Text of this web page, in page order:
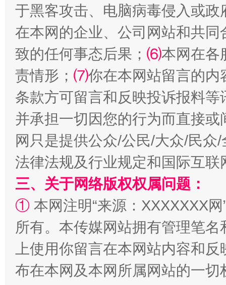
揭批美国五大"原罪" "炒
解纷+调解+退费，一次搞定
于黑客攻击、电脑病毒侵入或
在本网的企业、公司网站和共
致的任何事态后果； ⑹本网在各
责情形； ⑺你在本网站留言的内
条款方可留言和反映投诉报料
并承担一切因您的行为而直接
网只是提供公众/公民/大众/民
法律法规及行业规定和国际互
三、关于网络版权权属问题：
① 本网注明“来源：XXXXXXX
所有。本传媒网站拥有管理笔
上使用你留言在本网站内容和
布在本网及本网所属网站的一